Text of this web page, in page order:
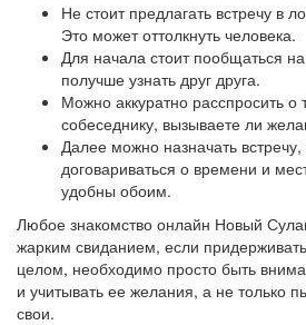
Не стоит предлагать встречу в
Это может оттолкнуть человека.
Для начала стоит пообщаться
получше узнать друг друга.
Можно аккуратно расспросить
собеседнику, вызываете ли
Далее можно назначать
договариваться о времени и
удобны обоим.
Любое знакомство онлайн Новый
жарким свиданием, если
целом, необходимо просто быть
и учитывать ее желания, а не только
свои.